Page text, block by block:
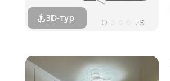
3D-тур + 5